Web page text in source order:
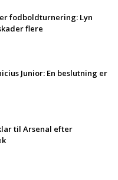
fodboldturnering: Lyn
flere
Junior: En beslutning er
til Arsenal efter